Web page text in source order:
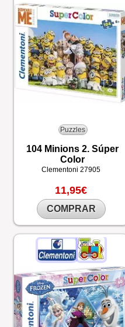
Puzzles
104 Minions 2. Súper
Color
Clementoni27905
11,95€
COMPRAR